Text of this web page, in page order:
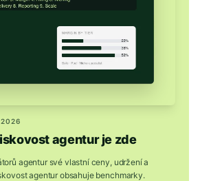
2026
agentur je zde
agentur své vlastní ceny, udržení a
agentur obsahuje benchmarky.